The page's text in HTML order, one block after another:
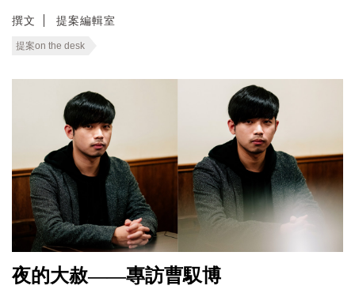
撰文 提案編輯室
提案on the desk
夜的大赦——專訪曹馭博